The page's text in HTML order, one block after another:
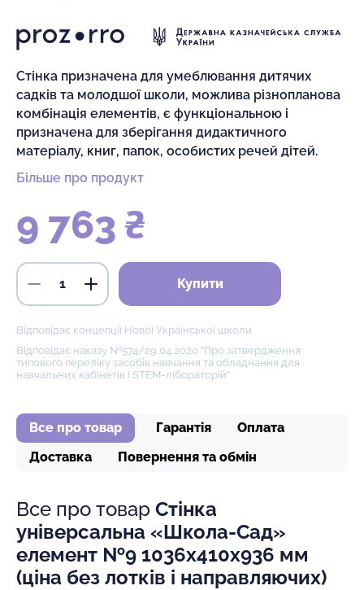
Стінка призначена для умеблювання дитячих
садків та молодшої школи, можлива різнопланова
комбінація елементів, є функціональною і
призначена для зберігання дидактичного
матеріалу, книг, папок, особистих речей дітей.
Більше про продукт
9 763 ₴
Купити
Відповідає концепції Нової Української школи
Відповідає наказу №574/29.04.2020 "Про затвердження
типового переліку засобів навчання та обладнання для
навчальних кабінетів і STEM-лібораторій"
Все про товар Гарантія
Оплата
Доставка
Повернення та обмін
Все про товар Стінка
універсальна «Школа-Сад»
елемент №9 1036х410х936 мм
(ціна без лотків і направляючих)